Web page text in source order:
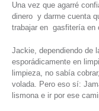
Una vez que agarré
dinero y darme cuenta
trabajar en gasfitería en
Jackie, dependiendo de
esporádicamente en
limpieza, no sabía
volada. Pero eso sí:
lismona e ir por ese